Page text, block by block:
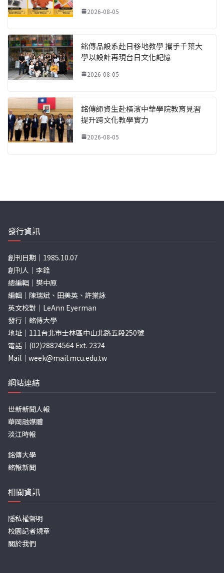
2026-08-05
銘傳品設系赴日移地教學 攜手千葉大
學以設計再現台日文化記憶
2026-08-05
銘傳師資生赴橫濱中華學院教育見習
提升跨文化教學實力
2026-08-05
發行資訊
創刊日期｜1985.10.07
創刊人｜李銓
總編輯｜樊中原
編輯｜陳瑞斌、田美英、許棠詠
英文校對｜LeAnn Eyerman
發行｜銘傳大學
地址｜111台北市士林區中山北路五段250號
電話｜(02)28824564 Ext. 2324
Mail｜ week@mail.mcu.edu.tw
網站連結
世新新聞人報
華岡融媒體
淡江時報
銘傳大學
銘報新聞
相關資訊
隱私權聲明
校園記者規章
關於我們